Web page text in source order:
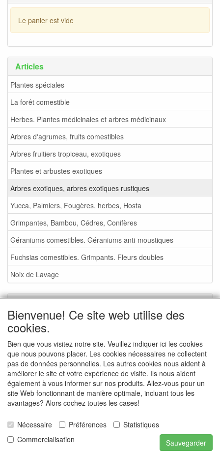
Le panier est vide
Articles
Plantes spéciales
La forêt comestible
Herbes. Plantes médicinales et arbres médicinaux
Arbres d'agrumes, fruits comestibles
Arbres fruitiers tropiceau, exotiques
Plantes et arbustes exotiques
Arbres exotiques, arbres exotiques rustiques
Yucca, Palmiers, Fougères, herbes, Hosta
Grimpantes, Bambou, Cédres, Conifères
Géraniums comestibles. Géraniums anti-moustiques
Fuchsias comestibles. Grimpants. Fleurs doubles
Noix de Lavage
Foire aux plantes 2026
Conditions de vente
Commande - info
Contact
Photos de la pépinière
Photos d'événements
Bienvenue! Ce site web utilise des
cookies.
Bien que vous visitez notre site. Veuillez indiquer ici les cookies
que nous pouvons placer. Les cookies nécessaires ne collectent
pas de données personnelles. Les autres cookies nous aident à
améliorer le site et votre expérience de visite. Ils nous aident
également à vous informer sur nos produits. Allez-vous pour un
site Web fonctionnant de manière optimale, incluant tous les
avantages? Alors cochez toutes les cases!
Nécessaire Préférences
Statistiques
Commercialisation
Sauvegarder